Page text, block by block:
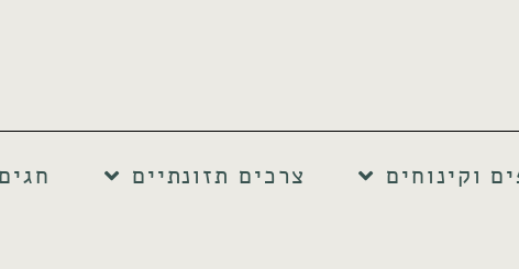
וקינוחים צרכים תזונתיים
חגים